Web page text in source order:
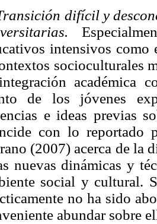
difícil y
intensivos como
socioculturales
académica
de los jóvenes
e ideas previas
con lo reportado
(2007) acerca de la
nuevas dinámicas y
social y cultural.
no ha sido
abundar sobre